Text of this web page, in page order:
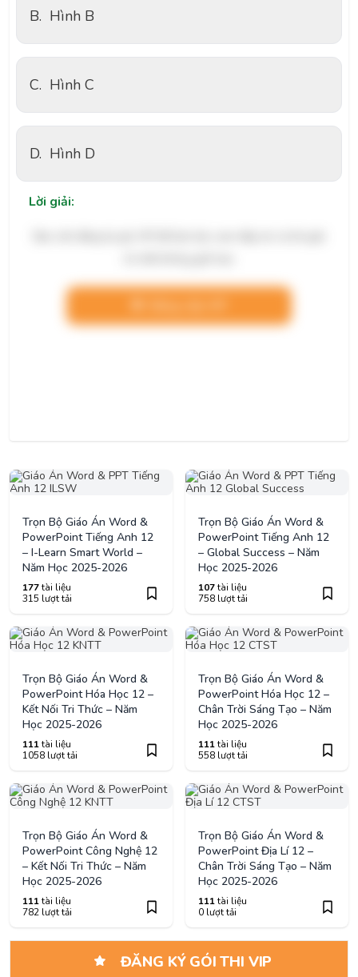
B. Hình B
C. Hình C
D. Hình D
Lời giải:
Trọn Bộ Giáo Án Word &
PowerPoint Tiếng Anh 12
– I-Learn Smart World –
Năm Học 2025-2026
177tài liệu
315 lượt tải
Trọn Bộ Giáo Án Word &
PowerPoint Tiếng Anh 12
– Global Success – Năm
Học 2025-2026
107tài liệu
758 lượt tải
Trọn Bộ Giáo Án Word &
PowerPoint Hóa Học 12 –
Kết Nối Tri Thức – Năm
Học 2025-2026
111tài liệu
1058 lượt tải
Trọn Bộ Giáo Án Word &
PowerPoint Hóa Học 12 –
Chân Trời Sáng Tạo – Năm
Học 2025-2026
111tài liệu
558 lượt tải
Trọn Bộ Giáo Án Word &
PowerPoint Công Nghệ 12
– Kết Nối Tri Thức – Năm
Học 2025-2026
111tài liệu
782 lượt tải
Trọn Bộ Giáo Án Word &
PowerPoint Địa Lí 12 –
Chân Trời Sáng Tạo – Năm
Học 2025-2026
111tài liệu
0 lượt tải
ĐĂNG KÝ GÓI THI VIP